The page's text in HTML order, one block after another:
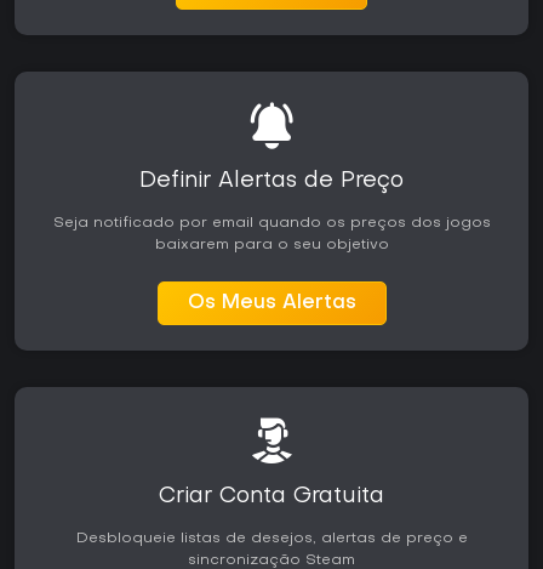
Definir Alertas de Preço
Seja notificado por email quando os preços dos jogos
baixarem para o seu objetivo
Os Meus Alertas
Criar Conta Gratuita
Desbloqueie listas de desejos, alertas de preço e
sincronização Steam